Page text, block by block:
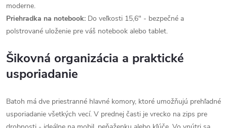
moderne.
Priehradka na notebook: Do veľkosti 15,6" - bezpečné a
polstrované uloženie pre váš notebook alebo tablet.
Šikovná organizácia a praktické
usporiadanie
Batoh má dve priestranné hlavné komory, ktoré umožňujú prehľadné
usporiadanie všetkých vecí. V prednej časti je vrecko na zips pre